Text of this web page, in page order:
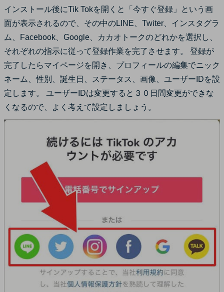
インストール後にTik Tokを開くと「今すぐ登録」という画
面が表示されるので、その中のLINE、Twiter、インスタグラ
ム、Facebook、Google、カカオトークのどれかを選択し、
それぞれの指示に従って登録作業を完了させます。 登録が
完了したらマイページを開き、プロフィールの編集でニック
ネーム、性別、誕生日、ステータス、画像、ユーザーIDを設
定します。 ユーザーIDは変更すると３０日間変更ができな
くなるので、よく考えて設定しましょう。